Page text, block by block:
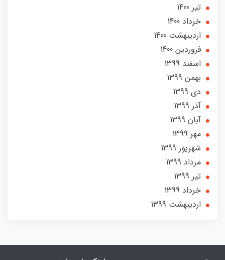
تير 1400
خرداد 1400
ارديبهشت 1400
فروردین 1400
اسفند 1399
بهمن 1399
دی 1399
آذر 1399
آبان 1399
مهر 1399
شهریور 1399
مرداد 1399
تير 1399
خرداد 1399
ارديبهشت 1399